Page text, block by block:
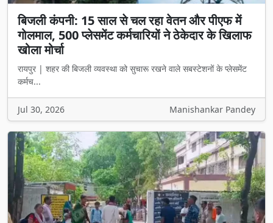
बिजली कंपनी: 15 साल से चल रहा वेतन और पीएफ में
गोलमाल, 500 प्लेसमेंट कर्मचारियों ने ठेकेदार के खिलाफ
खोला मोर्चा
रायपुर | शहर की बिजली व्यवस्था को सुचारू रखने वाले सबस्टेशनों के प्लेसमेंट
कर्मच...
Jul 30, 2026 Manishankar Pandey